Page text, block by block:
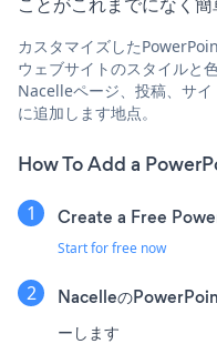
カスタマイズした
ウェブサイトのスタイルと
Nacelleページ、投稿、サ
に追加します地点。
How To Add a
Create a Free
Start for free now
Nacelleの
ーします